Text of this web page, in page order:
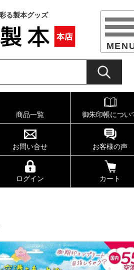
る製本グッズ
商品一覧 御朱印帳につい
お問い合せ お客様の声
ログイン カート